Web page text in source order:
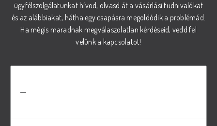
ügyfélszolgálatunkat hívod, olvasd át a vásárlási tudnivalókat
és az alábbiakat, hátha egy csapásra megoldódik a problémád.
Ha mégis maradnak megválaszolatlan kérdéseid, vedd fel
velünk a kapcsolatot!